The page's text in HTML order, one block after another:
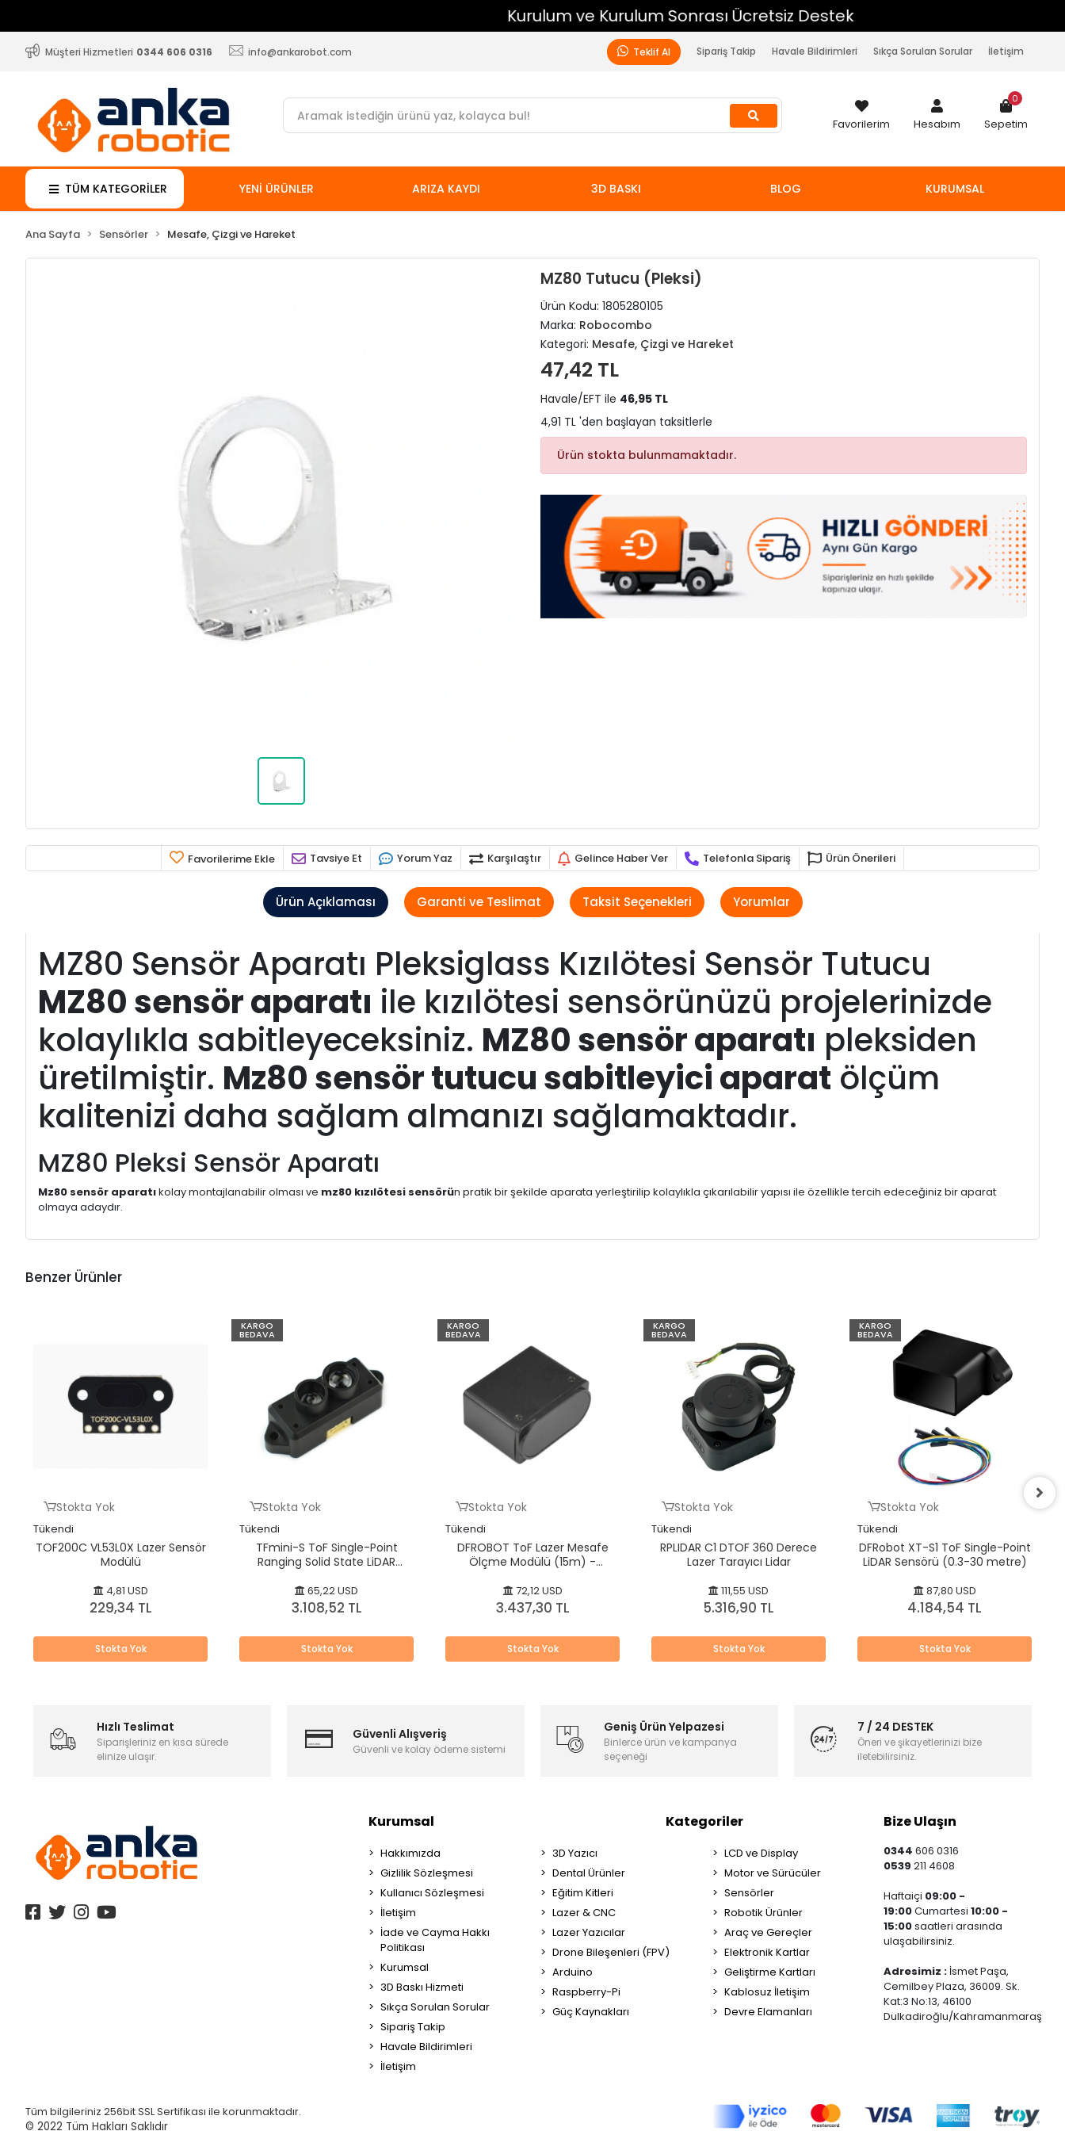
Kurulum ve Kurulum Sonrası Ücretsiz Destek
Müşteri Hizmetleri 0344 606 0316 info@ankarobot.com Teklif Al Sipariş Takip Havale Bildirimleri Sıkça Sorulan Sorular İletişim
Favorilerim Hesabım Sepetim
0
TÜM KATEGORİLER YENİ ÜRÜNLER ARIZA KAYDI 3D BASKI BLOG KURUMSAL
Ana Sayfa Sensörler Mesafe, Çizgi ve Hareket
MZ80 Tutucu (Pleksi)
Ürün Kodu: 1805280105
Marka: Robocombo
Kategori: Mesafe, Çizgi ve Hareket
47,42 TL
Havale/EFT ile 46,95 TL
4,91 TL 'den başlayan taksitlerle
Ürün stokta bulunmamaktadır.
Favorilerime Ekle Tavsiye Et Yorum Yaz Karşılaştır Gelince Haber Ver Telefonla Sipariş Ürün Önerileri
Ürün Açıklaması Garanti ve Teslimat Taksit Seçenekleri Yorumlar
MZ80 Sensör Aparatı Pleksiglass Kızılötesi Sensör Tutucu
MZ80 sensör aparatı ile kızılötesi sensörünüzü projelerinizde
kolaylıkla sabitleyeceksiniz. MZ80 sensör aparatı pleksiden
üretilmiştir. Mz80 sensör tutucu sabitleyiciaparat ölçüm
kalitenizi daha sağlam almanızı sağlamaktadır.
MZ80 Pleksi Sensör Aparatı
Mz80 sensör aparatıkolay montajlanabilir olması ve mz80 kızılötesi sensörün pratik bir şekilde aparata yerleştirilip kolaylıkla çıkarılabilir yapısı ile özellikle tercih edeceğiniz bir aparat
olmaya adaydır.
Benzer Ürünler
Stokta Yok
Tükendi
TOF200C VL53L0X Lazer Sensör
Modülü
4,81 USD
229,34 TL
Stokta Yok
KARGO
BEDAVA
Stokta Yok
Tükendi
TFmini-S ToF Single-Point
Ranging Solid State LiDAR
65,22 USD
3.108,52 TL
Stokta Yok
KARGO
BEDAVA
Stokta Yok
Tükendi
DFROBOT ToF Lazer Mesafe
Ölçme Modülü (15m) -
72,12 USD
3.437,30 TL
Stokta Yok
KARGO
BEDAVA
Stokta Yok
Tükendi
RPLIDAR C1 DTOF 360 Derece
Lazer Tarayıcı Lidar
111,55 USD
5.316,90 TL
Stokta Yok
KARGO
BEDAVA
Stokta Yok
Tükendi
DFRobot XT-S1 ToF Single-Point
LiDAR Sensörü (0.3-30 metre)
87,80 USD
4.184,54 TL
Stokta Yok
Hızlı Teslimat
Siparişleriniz en kısa sürede
elinize ulaşır.
Güvenli Alışveriş
Güvenli ve kolay ödeme sistemi
Geniş Ürün Yelpazesi
Binlerce ürün ve kampanya
seçeneği
7 / 24 DESTEK
Öneri ve şikayetlerinizi bize
iletebilirsiniz.
Kurumsal
Hakkımızda
Gizlilik Sözleşmesi
Kullanıcı Sözleşmesi
İletişim
İade ve Cayma Hakkı
Politikası
Kurumsal
3D Baskı Hizmeti
Sıkça Sorulan Sorular
Sipariş Takip
Havale Bildirimleri
İletişim
Kategoriler
3D Yazıcı
Dental Ürünler
Eğitim Kitleri
Lazer & CNC
Lazer Yazıcılar
Drone Bileşenleri (FPV)
Arduino
Raspberry-Pi
Güç Kaynakları
LCD ve Display
Motor ve Sürücüler
Sensörler
Robotik Ürünler
Araç ve Gereçler
Elektronik Kartlar
Geliştirme Kartları
Kablosuz İletişim
Devre Elamanları
Bize Ulaşın
0344606 0316
0539211 4608
Haftaiçi 09:00 -
19:00Cumartesi10:00 -
15:00saatleri arasında
ulaşabilirsiniz.
Adresimiz : İsmet Paşa,
Cemilbey Plaza, 36009. Sk.
Kat:3 No:13, 46100
Dulkadiroğlu/Kahramanmaraş
Tüm bilgileriniz 256bit SSL Sertifikası ile korunmaktadır.
© 2022 Tüm Hakları Saklıdır